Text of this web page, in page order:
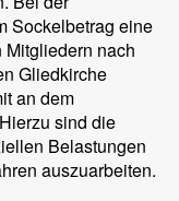
Sockelbetrag eine
nach
Gliedkirche
an dem
sind die
Belastungen
auszuarbeiten.